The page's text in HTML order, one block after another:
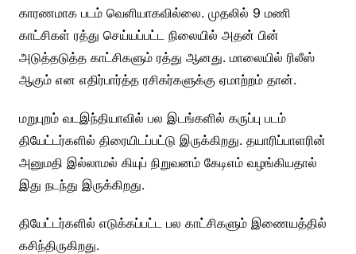
காரணமாக படம் வெளியாகவில்லை. முதலில் 9 மணி
காட்சிகள் ரத்து செய்யப்பட்ட நிலையில் அதன் பின்
அடுத்தடுத்த காட்சிகளும் ரத்து ஆனது. மாலையில் ரிலீஸ்
ஆகும் என எதிர்பார்த்த ரசிகர்களுக்கு ஏமாற்றம் தான்.
மறுபுறம் வடஇந்தியாவில் பல இடங்களில் கருப்பு படம்
தியேட்டர்களில் திரையிடப்பட்டு இருக்கிறது. தயாரிப்பாளரின்
அனுமதி இல்லாமல் கியுப் நிறுவனம் கேடிஎம் வழங்கியதால்
இது நடந்து இருக்கிறது.
தியேட்டர்களில் எடுக்கப்பட்ட பல காட்சிகளும் இணையத்தில்
கசிந்திருகிறது.